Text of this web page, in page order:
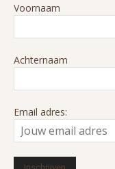
Voornaam
Achternaam
Email adres: